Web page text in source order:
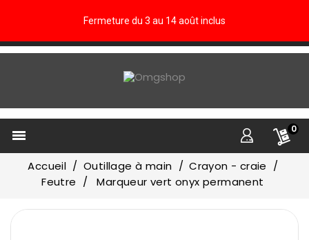
Fermeture du 3 au 14 août inclus
 0
Accueil Outillage à main
Crayon - craie
Feutre
Marqueur vert onyx permanent